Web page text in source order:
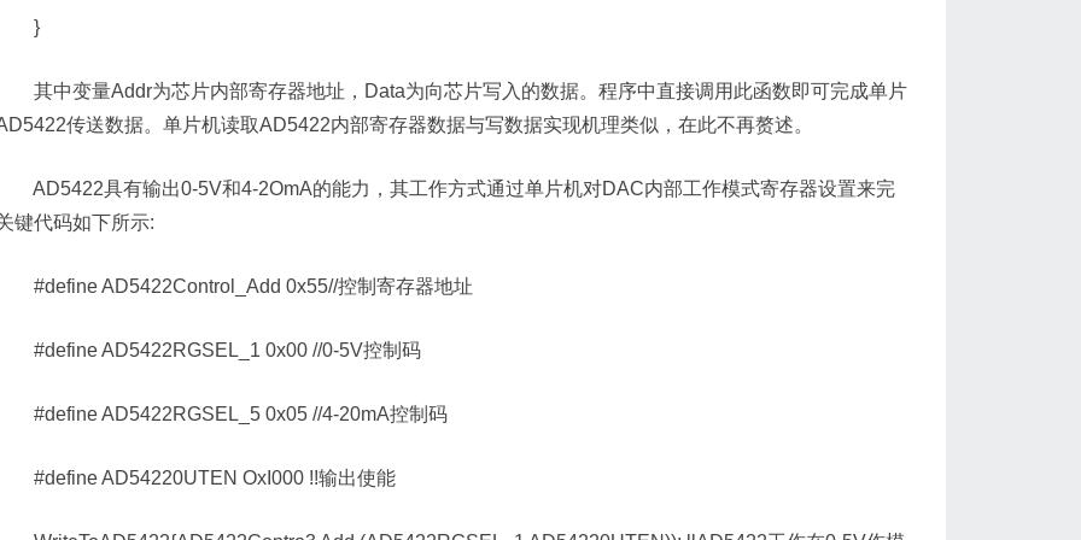
}
其中变量Addr为芯片内部寄存器地址，Data为向芯片写入的数据。程序中直接调用此函数即可完成单片
传送数据。单片机读取AD5422内部寄存器数据与写数据实现机理类似，在此不再赘述。
AD5422具有输出0-5V和4-2OmA的能力，其工作方式通过单片机对DAC内部工作模式寄存器设置来完
键代码如下所示:
#define AD5422Control_Add 0x55//控制寄存器地址
#define AD5422RGSEL_1 0x00 //0-5V控制码
#define AD5422RGSEL_5 0x05 //4-20mA控制码
#define AD54220UTEN OxI000 !!输出使能